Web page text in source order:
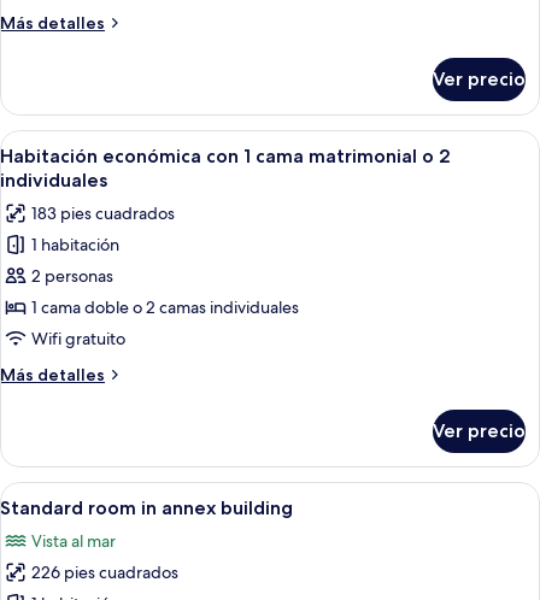
-
View
Más detalles
Más
Exclusive
Room
-
Direct
View
Ver precio
Abrir
todas
las
fotos
de
Habitación
económica
con
1
cama
o
2
individuales
Habitación de hotel con una cama,
6
Habitación económica con 1 cama matrimonial o 2
individuales
183 pies cuadrados
1 habitación
2 personas
1 cama doble o 2 camas individuales
Wifi gratuito
Más detalles
Más
económica
con
1
matrimonial
o
Ver precio
Abrir
todas
las
fotos
Una habitación de hotel con una
6
Standard room in annex building
Vista al mar
226 pies cuadrados